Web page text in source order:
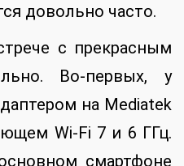
довольно часто.
с прекрасным
Во-первых, у
на Mediatek
Wi-Fi 7 и 6 ГГц.
смартфоне